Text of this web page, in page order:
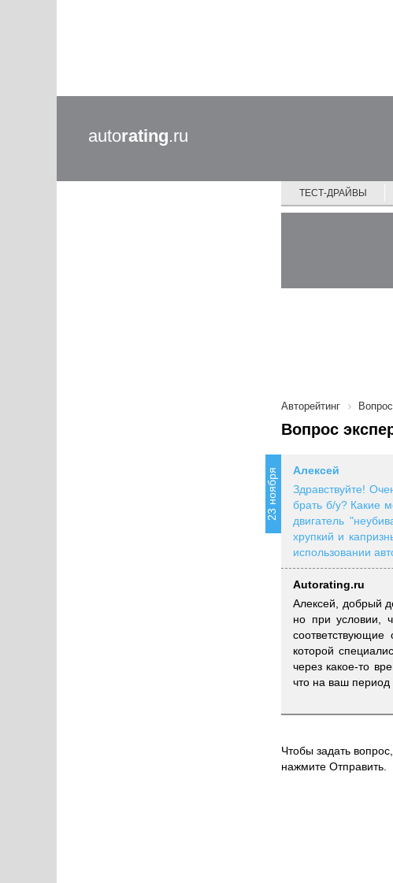
autorating.ru
ТЕСТ-ДРАЙВЫ
Авторейтинг
Вопрос
23 ноября
Алексей
Здравствуйте!
брать б/у? Какие
двигатель
хрупкий и
использовании
Autorating.ru
Алексей, добрый
но при условии,
которой
через какое-то
что на ваш период
Чтобы задать
нажмите Отправить.